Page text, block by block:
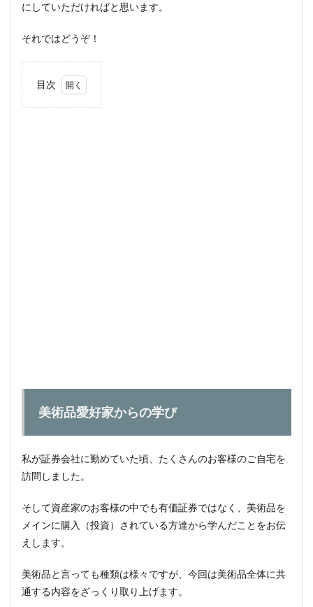
にしていただければと思います。
それではどうぞ！
目次
活の質）
美術品
はほっ
たらか
し投資
適。た
だしリ
スクも
ある
美術品
投資が
美術品愛好家からの学び
私が証券会社に勤めていた頃、たくさんのお客様のご自宅を
訪問しました。
そして資産家のお客様の中でも有価証券ではなく、美術品を
メインに購入（投資）されている方達から学んだことをお伝
えします。
美術品と言っても種類は様々ですが、今回は美術品全体に共
通する内容をざっくり取り上げます。